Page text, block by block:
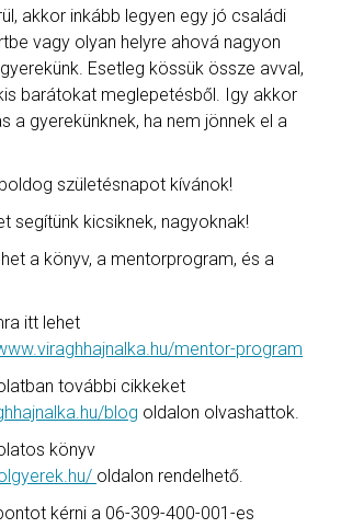
akkor inkább legyen egy jó családi
vagy olyan helyre ahová nagyon
Esetleg kössük össze avval,
barátokat meglepetésből. Igy akkor
a gyerekünknek, ha nem jönnek el a
születésnapot kívánok!
segítünk kicsiknek, nagyoknak!
a könyv, a mentorprogram, és a
itt lehet
mentor-program
további cikkeket
blog oldalon olvashattok.
könyv
oldalon rendelhető.
kérni a 06-309-400-001-es